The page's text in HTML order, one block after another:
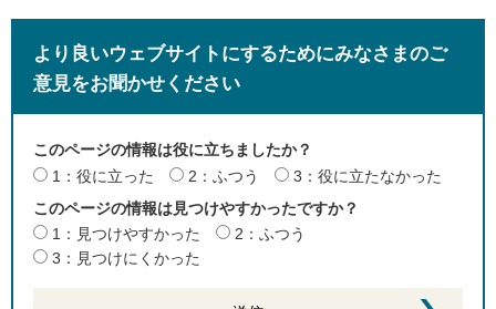
より良いウェブサイトにするためにみなさまのご
意見をお聞かせください
このページの情報は役に立ちましたか？
1：役に立った
2：ふつう
3：役に立たなかった
このページの情報は見つけやすかったですか？
1：見つけやすかった
2：ふつう
3：見つけにくかった